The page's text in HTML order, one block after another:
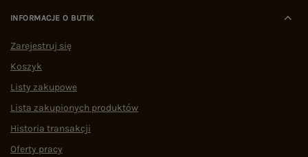
INFORMACJE O BUTIK
Zarejestruj się
Koszyk
Listy zakupowe
Lista zakupionych produktów
Historia transakcji
Oferty pracy